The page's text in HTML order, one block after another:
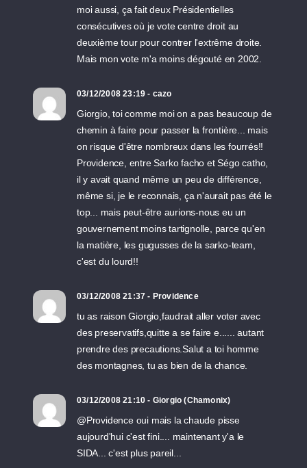
moi aussi, ça fait deux Présidentielles
consécutives où je vote centre droit au
deuxième tour pour contrer l'extrême droite.
Mais mon vote m'a moins dégouté en 2002.
03/12/2008 23:19 - cazo
Giorgio, toi comme moi on a pas beaucoup de
chemin à faire pour passer la frontière... mais
on risque d'être nombreux dans les fourrés!!
Providence, entre Sarko facho et Ségo catho,
il y avait quand même un peu de différence,
même si, je le reconnais, ça n'aurait pas été le
top... mais peut-être aurions-nous eu un
gouvernement moins tartignolle, parce qu'en
la matière, les gugusses de la sarko-team,
c'est du lourd!!
03/12/2008 21:37 - Providence
tu as raison Giorgio,faudrait aller voter avec
des preservatifs,quitte a se faire e...... autant
prendre des precautions.Salut a toi homme
des montagnes, tu as bien de la chance.
03/12/2008 21:10 - Giorgio (Chamonix)
@Providence oui mais la chaude pisse
aujourd'hui c'est fini.... maintenant y'a le
SIDA... c'est plus pareil...